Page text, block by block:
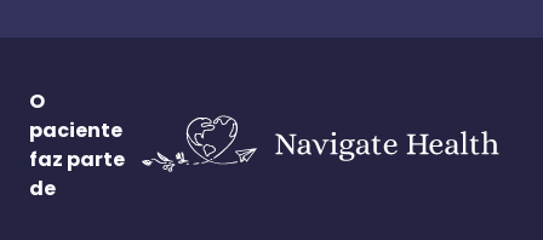
O
paciente
faz parte
de